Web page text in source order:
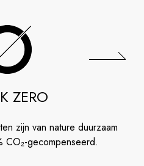
ZERO
zijn van nature duurzaam
CO₂-gecompenseerd.